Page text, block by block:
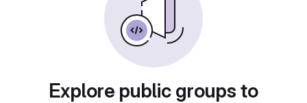
Explore public groups to